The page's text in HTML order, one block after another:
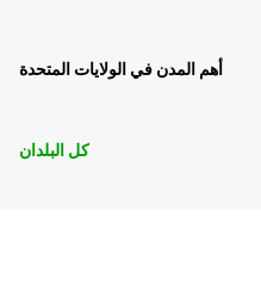
أهم المدن في الولايات المتحدة
كل البلدان